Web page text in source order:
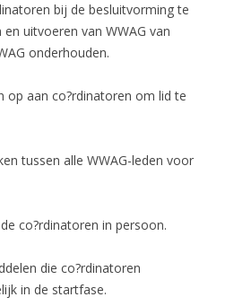
bij de besluitvorming te
uitvoeren van WWAG van
onderhouden.
op aan co?rdinatoren om lid te
tussen alle WWAG-leden voor
co?rdinatoren in persoon.
die co?rdinatoren
in de startfase.